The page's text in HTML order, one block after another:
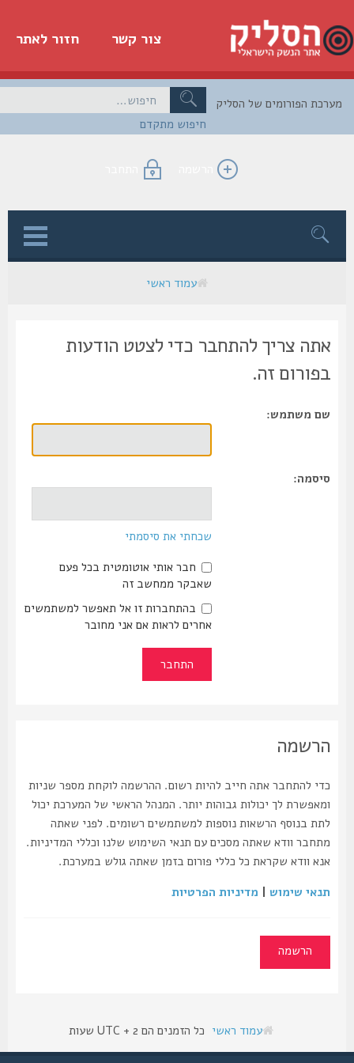
חזור לאתר צור קשר
חיפוש מתקדם
הפורומים של הסליק
הרשמה התחבר
עמוד ראשי
אתה צריך להתחבר כדי לצטט הודעות
בפורום זה.
שם משתמש:
סיסמה:
שכחתי את סיסמתי
חבר אותי אוטומטית בכל פעם
שאבקר ממחשב זה
בהתחברות זו אל תאפשר למשתמשים
אחרים לראות אם אני מחובר
הרשמה
כדי להתחבר אתה חייב להיות רשום. ההרשמה לוקחת מספר שניות
ומאפשרת לך יכולות גבוהות יותר. המנהל הראשי של המערכת יכול
לתת בנוסף הרשאות נוספות למשתמשים רשומים. לפני שאתה
מתחבר וודא שאתה מסכים עם תנאי השימוש שלנו וכללי המדיניות.
אנא וודא שקראת כל כללי פורום בזמן שאתה גולש במערכת.
תנאי שימוש|מדיניות הפרטיות
הרשמה
עמוד ראשי כל הזמנים הם UTC + 2 שעות